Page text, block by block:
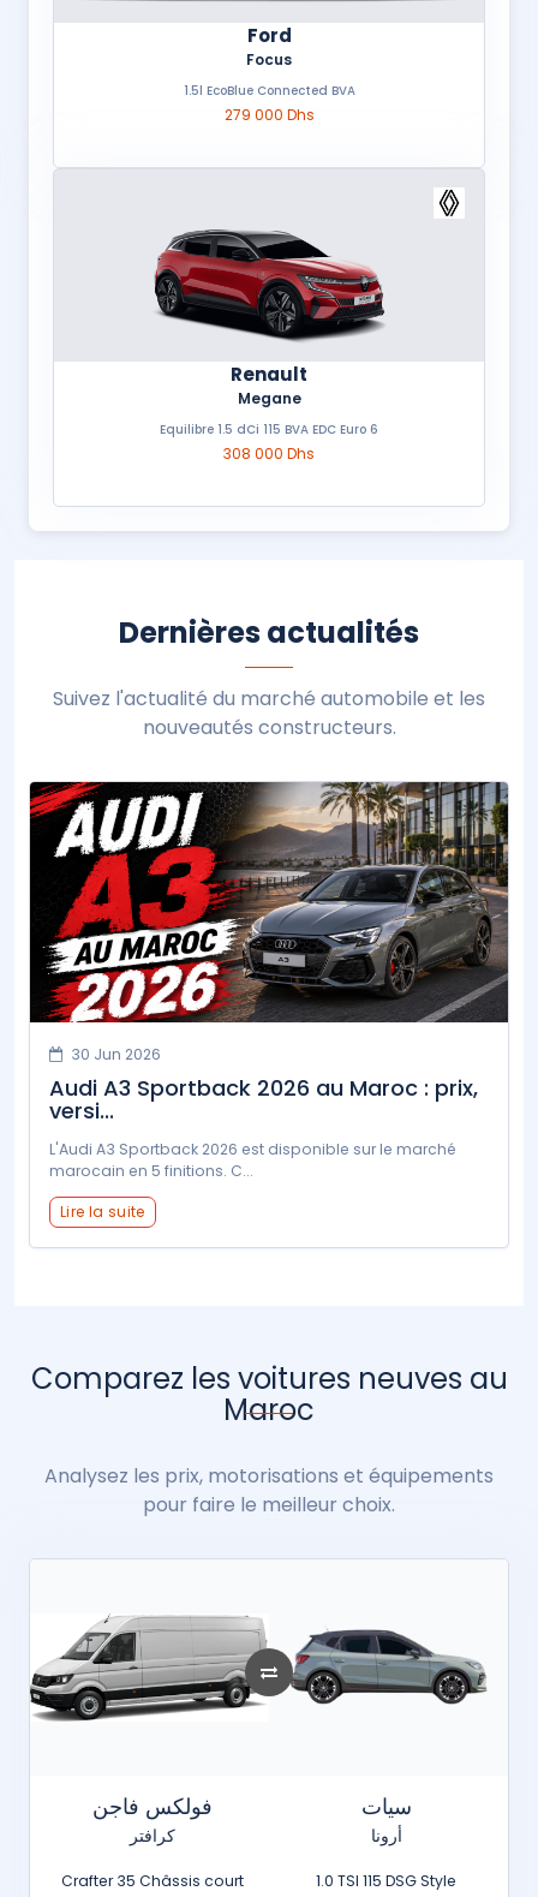
Ford
Focus
1.5l EcoBlue Connected BVA
279 000 Dhs
Renault
Megane
Equilibre 1.5 dCi 115 BVA EDC Euro 6
308 000 Dhs
Dernières actualités
Suivez l'actualité du marché automobile et les
nouveautés constructeurs.
30 Jun 2026
Audi A3 Sportback 2026 au Maroc : prix,
versi...
L'Audi A3 Sportback 2026 est disponible sur le marché
marocain en 5 finitions. C...
Lire la suite
Comparez les voitures neuves au
Maroc
Analysez les prix, motorisations et équipements
pour faire le meilleur choix.
فولكس فاجن
كرافتر
Crafter 35 Châssis court
سيات
أرونا
1.0 TSI 115 DSG Style